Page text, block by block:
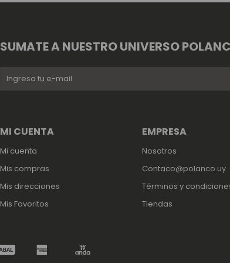
EMPRESA
Nosotros
Contaco@polanco.uy
Términos y
Tiendas
MI CUENTA
Mi cuenta
Mis compras
Mis direcciones
Mis Favoritos
SUMATE A NUESTRO UNIVERSO